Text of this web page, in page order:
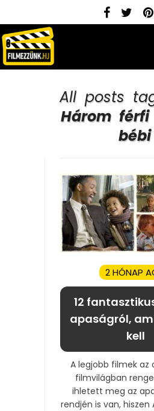
All posts
Három
bébi
2 HÓNAP
12
apaságról,
kell
A legjobb filmek az
filmvilágban
ihletett meg az
rendjén is van, hiszen